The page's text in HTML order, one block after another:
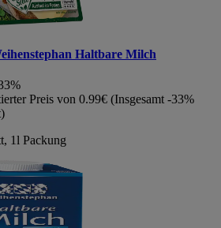
Haltbare Milch
Preis von 0.99€ (Insgesamt -33%
1l Packung